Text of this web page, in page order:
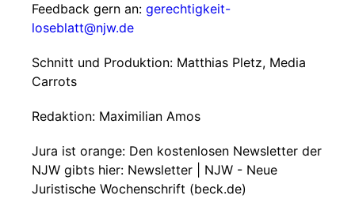
Feedback gern an: gerechtigkeit-
loseblatt@njw.de
Schnitt und Produktion: Matthias Pletz, Media
Carrots
Redaktion: Maximilian Amos
Jura ist orange: Den kostenlosen Newsletter der
NJW gibts hier: Newsletter | NJW - Neue
Juristische Wochenschrift (beck.de)